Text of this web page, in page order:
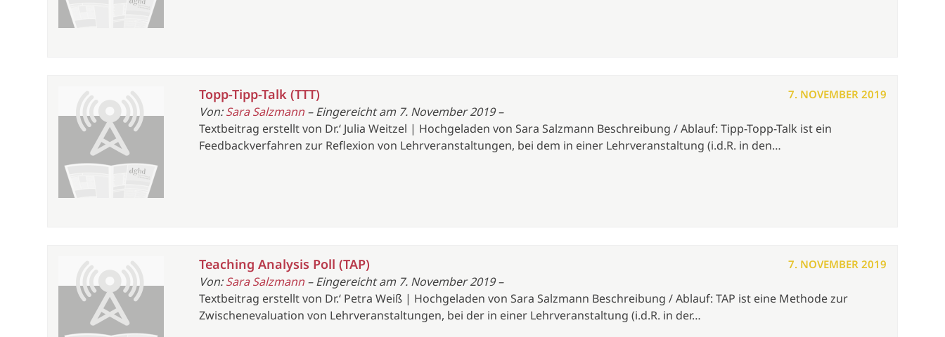
7. NOVEMBER 2019
Topp-Tipp-Talk (TTT)
Von:Sara Salzmann – Eingereicht am 7. November 2019 –
Textbeitrag erstellt von Dr.‘ Julia Weitzel | Hochgeladen von Sara Salzmann Beschreibung / Ablauf: Tipp-Topp-Talk ist ein
Feedbackverfahren zur Reflexion von Lehrveranstaltungen, bei dem in einer Lehrveranstaltung (i.d.R. in den…
7. NOVEMBER 2019
Teaching Analysis Poll (TAP)
Von:Sara Salzmann – Eingereicht am 7. November 2019 –
Textbeitrag erstellt von Dr.‘ Petra Weiß | Hochgeladen von Sara Salzmann Beschreibung / Ablauf: TAP ist eine Methode zur
Zwischenevaluation von Lehrveranstaltungen, bei der in einer Lehrveranstaltung (i.d.R. in der…